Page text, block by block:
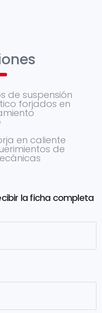
de suspensión
forjados en
en caliente
de
la ficha completa